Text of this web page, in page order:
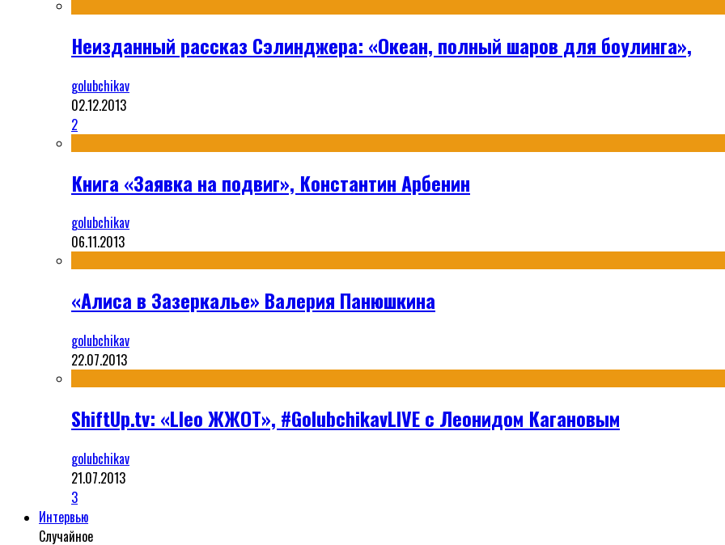
Неизданный рассказ Сэлинджера: «Океан, полный шаров для боулинга»,
golubchikav
02.12.2013
2
Книга «Заявка на подвиг», Константин Арбенин
golubchikav
06.11.2013
«Алиса в Зазеркалье» Валерия Панюшкина
golubchikav
22.07.2013
ShiftUp.tv: «Lleo ЖЖОТ», #GolubchikavLIVE с Леонидом Кагановым
golubchikav
21.07.2013
3
Интервью
Случайное